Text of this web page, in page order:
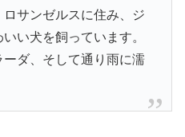
サンゼルスに住み、ジ
い犬を飼っています。
ダ、そして通り雨に濡